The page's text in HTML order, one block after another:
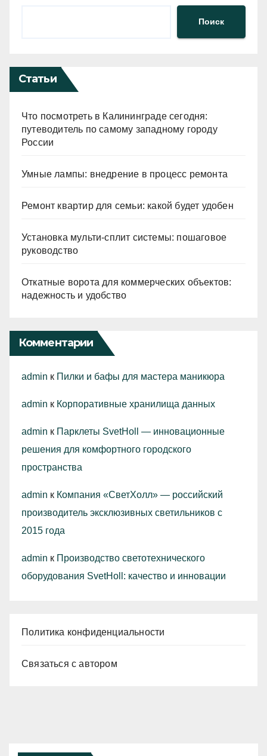
Поиск
Статьи
Что посмотреть в Калининграде сегодня:
путеводитель по самому западному городу
России
Умные лампы: внедрение в процесс ремонта
Ремонт квартир для семьи: какой будет удобен
Установка мульти-сплит системы: пошаговое
руководство
Откатные ворота для коммерческих объектов:
надежность и удобство
Комментарии
admin к Пилки и бафы для мастера маникюра
admin к Корпоративные хранилища данных
admin к Парклеты SvetHoll — инновационные
решения для комфортного городского
пространства
admin к Компания «СветХолл» — российский
производитель эксклюзивных светильников с
2015 года
admin к Производство светотехнического
оборудования SvetHoll: качество и инновации
Политика конфиденциальности
Связаться с автором